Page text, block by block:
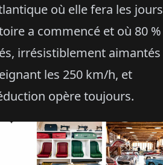
où elle fera les jours
a commencé et où 80 %
irrésistiblement aimantés
les 250 km/h, et
opère toujours.